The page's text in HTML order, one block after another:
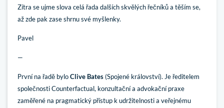
Zítra se ujme slova celá řada dalších skvělých řečníků a těším se,
až zde pak zase shrnu své myšlenky.
Pavel
—
První na řadě byloClive Bates(Spojené království). Je ředitelem
společnosti Counterfactual, konzultační a advokační praxe
zaměřené na pragmatický přístup k udržitelnosti a veřejnému